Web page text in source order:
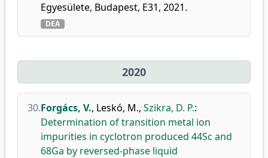
Egyesülete, Budapest, E31, 2021.
DEA
2020
30.Forgács, V., Leskó, M., Szikra, D. P.:
Determination of transition metal ion
impurities in cyclotron produced 44Sc and
68Ga by reversed-phase liquid